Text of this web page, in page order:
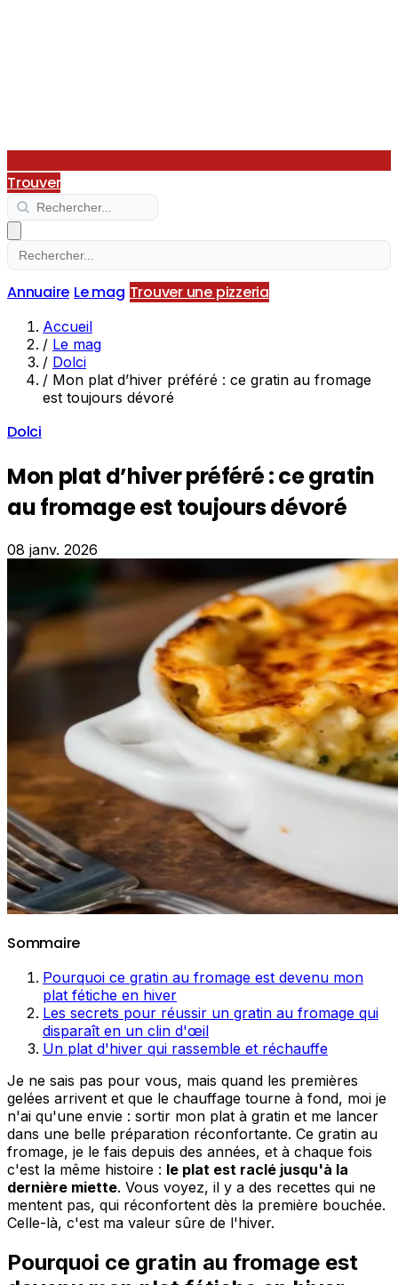
Trouver
Annuaire Le mag Trouver une pizzeria
Accueil
/ Le mag
/ Dolci
/ Mon plat d’hiver préféré : ce gratin au fromage
est toujours dévoré
Dolci
Mon plat d’hiver préféré : ce gratin
au fromage est toujours dévoré
08 janv. 2026
Sommaire
Pourquoi ce gratin au fromage est devenu mon
plat fétiche en hiver
Les secrets pour réussir un gratin au fromage qui
disparaît en un clin d'œil
Un plat d'hiver qui rassemble et réchauffe
Je ne sais pas pour vous, mais quand les premières
gelées arrivent et que le chauffage tourne à fond, moi je
n'ai qu'une envie : sortir mon plat à gratin et me lancer
dans une belle préparation réconfortante. Ce gratin au
fromage, je le fais depuis des années, et à chaque fois
c'est la même histoire : le plat est raclé jusqu'à la
dernière miette. Vous voyez, il y a des recettes qui ne
mentent pas, qui réconfortent dès la première bouchée.
Celle-là, c'est ma valeur sûre de l'hiver.
Pourquoi ce gratin au fromage est